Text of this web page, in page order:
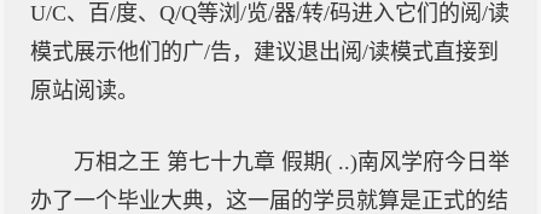
U/C、百/度、Q/Q等浏/览/器/转/码进入它们的阅/读
模式展示他们的广/告，建议退出阅/读模式直接到
原站阅读。
万相之王 第七十九章 假期( ..)南风学府今日举
办了一个毕业大典，这一届的学员就算是正式的结